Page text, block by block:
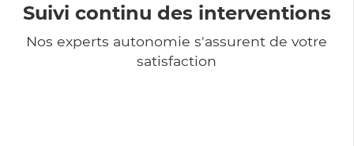
Suivi continu des interventions
Nos experts autonomie s'assurent de votre
satisfaction